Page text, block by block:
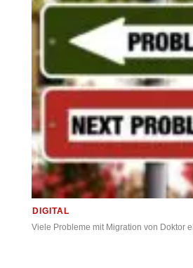
DIGITAL
Viele Probleme mit Migration von Doktor